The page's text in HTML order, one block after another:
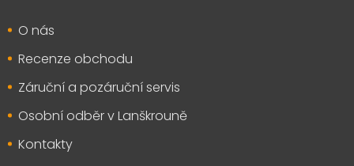
O nás
Recenze obchodu
Záruční a pozáruční servis
Osobní odběr v Lanškrouně
Kontakty